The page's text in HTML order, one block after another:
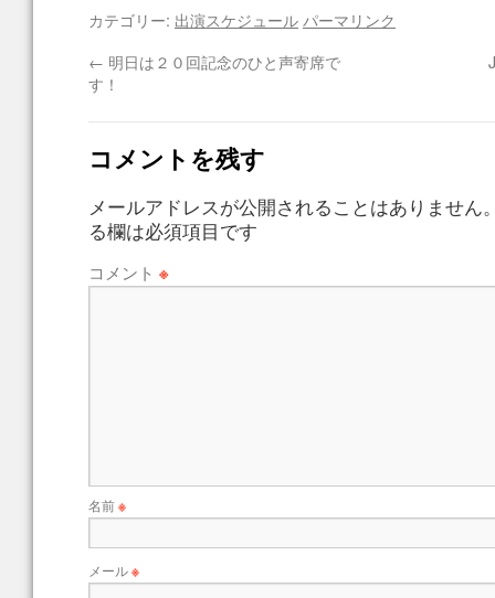
カテゴリー: 出演スケジュール パーマリンク
← 明日は２０回記念のひと声寄席で
す！
コメントを残す
メールアドレスが公開されることはありません
る欄は必須項目です
コメント ※
名前※
メール※